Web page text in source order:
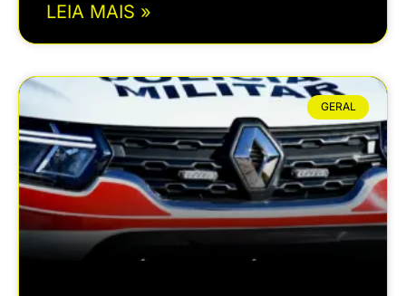
LEIA MAIS »
GERAL